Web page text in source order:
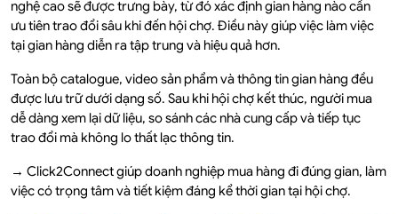
nghệ cao sẽ được trưng bày, từ đó xác định gian hàng nào cần
ưu tiên trao đổi sâu khi đến hội chợ. Điều này giúp việc làm việc
tại gian hàng diễn ra tập trung và hiệu quả hơn.
Toàn bộ catalogue, video sản phẩm và thông tin gian hàng đều
được lưu trữ dưới dạng số. Sau khi hội chợ kết thúc, người mua
dễ dàng xem lại dữ liệu, so sánh các nhà cung cấp và tiếp tục
trao đổi mà không lo thất lạc thông tin.
→ Click2Connect giúp doanh nghiệp mua hàng đi đúng gian, làm
việc có trọng tâm và tiết kiệm đáng kể thời gian tại hội chợ.